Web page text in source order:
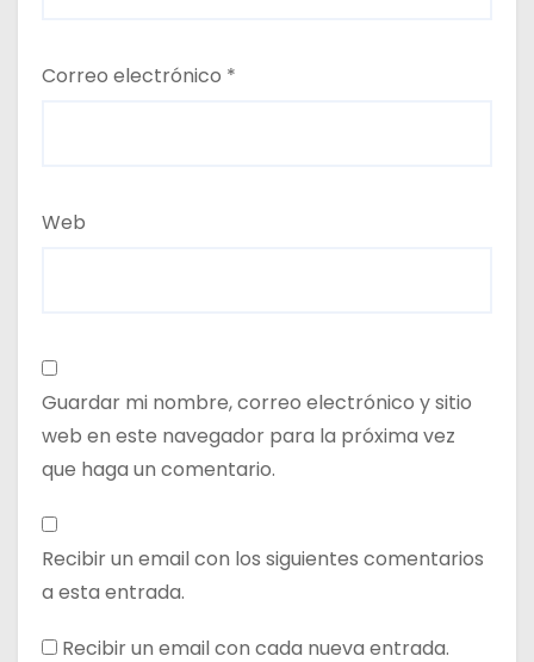
Correo electrónico *
Web
Guardar mi nombre, correo electrónico y sitio
web en este navegador para la próxima vez
que haga un comentario.
Recibir un email con los siguientes comentarios
a esta entrada.
Recibir un email con cada nueva entrada.